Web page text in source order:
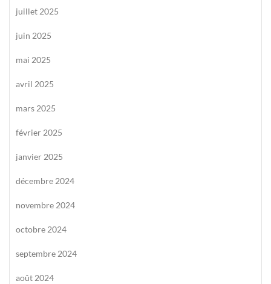
juillet 2025
juin 2025
mai 2025
avril 2025
mars 2025
février 2025
janvier 2025
décembre 2024
novembre 2024
octobre 2024
septembre 2024
août 2024